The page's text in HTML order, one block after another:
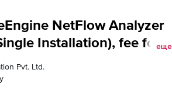
NetFlow Analyzer
Installation), fee forеще
Pvt. Ltd.